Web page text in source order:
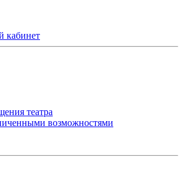
кабинет
театра
возможностями